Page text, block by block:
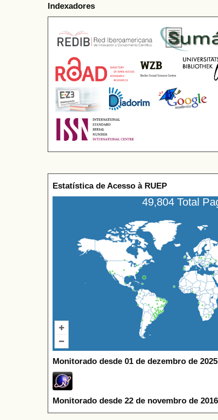
Indexadores
Estatística de Acesso à RUEP
49,804 Total
Monitorado desde 01 de dezembro de
Monitorado desde 22 de novembro de